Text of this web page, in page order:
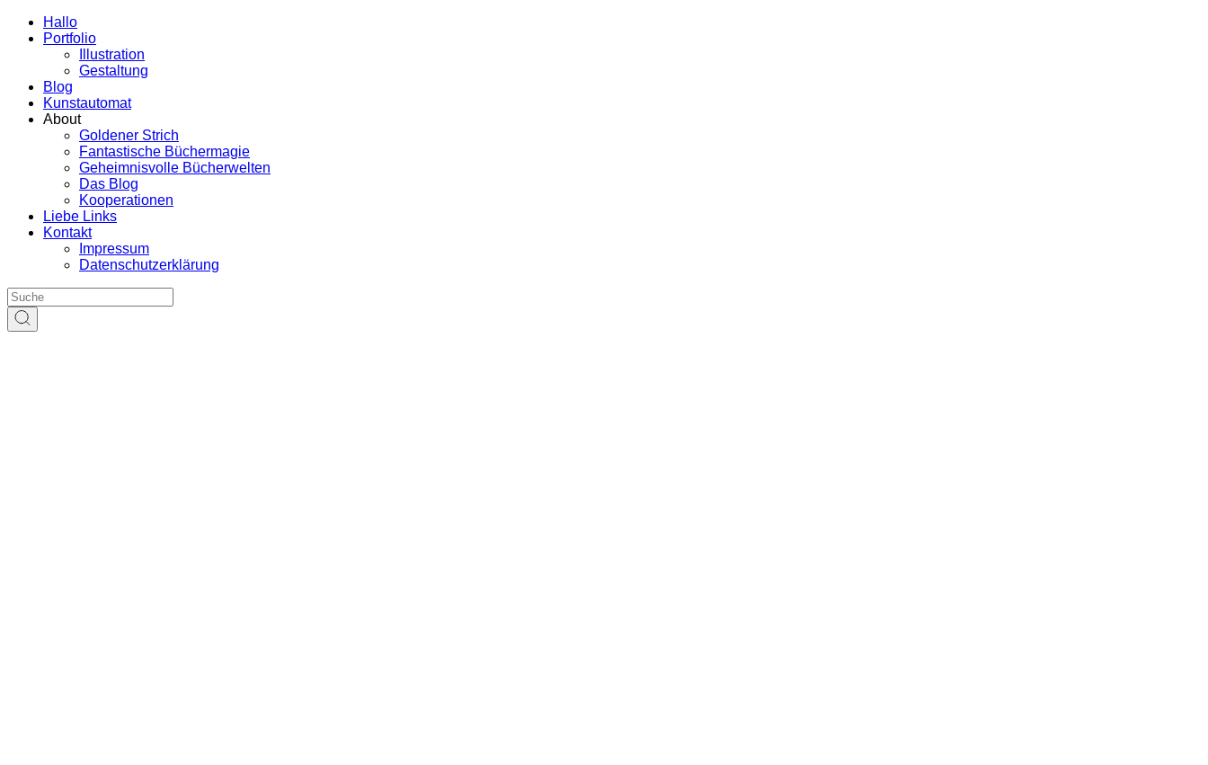
Hallo
Portfolio
Illustration
Gestaltung
Blog
Kunstautomat
About
Goldener Strich
Fantastische Büchermagie
Geheimnisvolle Bücherwelten
Das Blog
Kooperationen
Liebe Links
Kontakt
Impressum
Datenschutzerklärung